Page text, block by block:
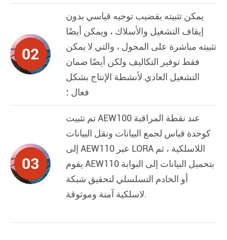
02
يمكن تثبيته بقضيب توجيه قياسي بدون
إيقاف التشغيل والأسلاك ، ويمكن أيضًا
تثبيته مباشرة على المحول ، والتي لا يمكن
فقط توفير التكاليف ولكن أيضًا ضمان
التشغيل العادي لأنشطة الإنتاج بشكل
فعال ؛
03
تم تثبيت AEW100 عند نقطة المراقبة
كوحدة قياس لجمع البيانات ونقل البيانات
إلى AEW110 عبر LORA اللاسلكية ، ثم
يقوم AEW110 بتحميل البيانات إلى البوابة
أو الخادم التسلسلي لتحقيق شبكة
لاسلكية آمنة وموثوقة.